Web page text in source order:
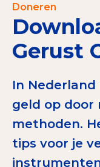
CBF-
Tarieven
Publiek
Veilig geven
Check het
Download de
Doneren
Gerust
In
geld op door
methoden.
tips voor je